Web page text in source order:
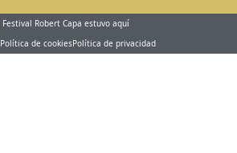
Festival Robert Capa estuvo aquí
Política de cookiesPolítica de privacidad